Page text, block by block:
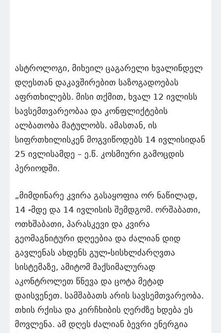
ასტროლოგი, მიხეილ ცაგარელი ხვალინდელ
დღესთან დაკავშირებით საზოგადოებას
აფრთხილებს. მისი თქმით, ხვალ 12 ივლისს
სავსემთვარეობაა და კონფლიქტების
ალბათობა მატულობს. ამასთან, ის
სიფრთხილისკენ მოგვიწოდებს 14 ივლისიდან
25 ივლისამდე – ე.წ. კოსმიური გამოცდის
პერიოდში.
„მიმდინარე კვირა გასაყოფია ორ ნაწილად,
14 -მდე და 14 ივლისის შემდგომ. ორშაბათი,
ოთხშაბათი, პარასკევი და კვირა
გეომაგნიტური დღეებია და ძალიან დიდ
გავლენას ახდენს გულ-სისხლძარღვთა
სისტემაზე, ამიტომ მაქსიმალურად
აკონტროლეთ წნევა და ცოტა მეტად
დაისვენეთ. სამშაბათს არის სავსემთვარეობა.
თხის რქისა და კირჩხიბის ღერძზე ხდება ეს
მოვლენა. ამ დღეს ძალიან ბევრი ენერგია